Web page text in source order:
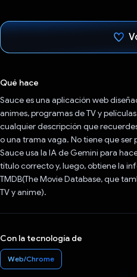
Qué hace
Sauce es una aplicación web
animes, programas de TV y
cualquier descripción que
o una trama vaga. No tiene que ser
Sauce usa la IA de Gemini para
título correcto y, luego, obtiene la
TMDB(The Movie Database, que
TV y anime).
Con la tecnología de
Web/Chrome